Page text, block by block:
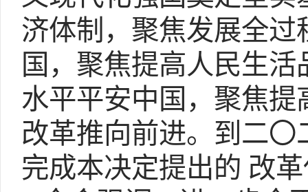
济体制，聚焦发展全
国，聚焦提高人民生
水平平安中国，聚焦
改革推向前进。到二〇
完成本决定提出的 改